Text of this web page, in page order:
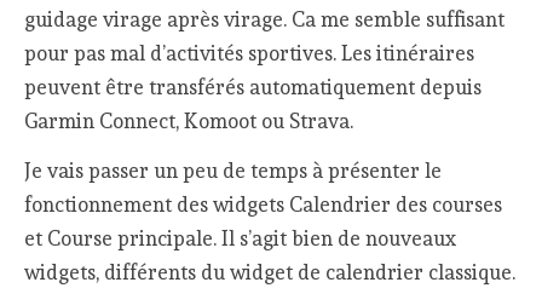
guidage virage après virage. Ca me semble suffisant
pour pas mal d’activités sportives. Les itinéraires
peuvent être transférés automatiquement depuis
Garmin Connect, Komoot ou Strava.
Je vais passer un peu de temps à présenter le
fonctionnement des widgets Calendrier des courses
et Course principale. Il s’agit bien de nouveaux
widgets, différents du widget de calendrier classique.